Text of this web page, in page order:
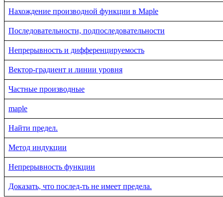
Нахождение производной функции в Maple
Последовательности, подпоследовательности
Непрерывность и дифференцируемость
Вектор-градиент и линии уровня
Частные производные
maple
Найти предел.
Метод индукции
Непрерывность функции
Доказать, что послед-ть не имеет предела.